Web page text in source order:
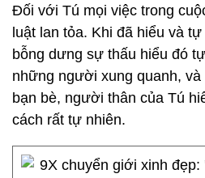
Đối với Tú mọi việc trong
luật lan tỏa. Khi đã hiểu và
bỗng dưng sự thấu hiểu đó
những người xung quanh,
bạn bè, người thân của Tú
cách rất tự nhiên.